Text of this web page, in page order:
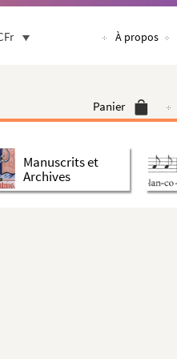
À propos
Panier
Manuscrits et
Archives